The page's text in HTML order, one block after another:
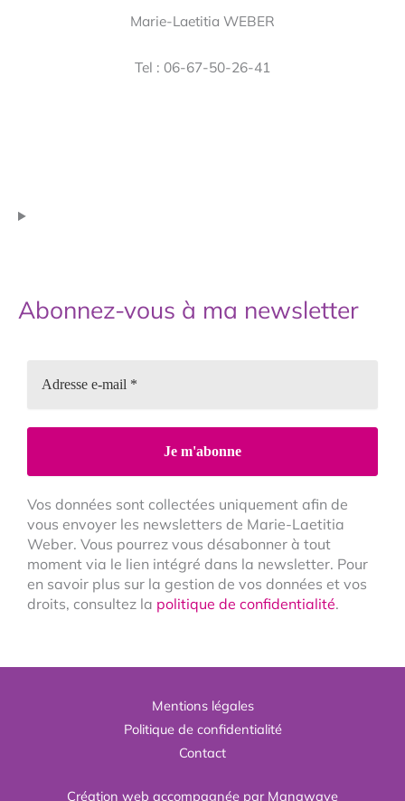
Marie-Laetitia WEBER
Tel : 06-67-50-26-41
Abonnez-vous à ma newsletter
Vos données sont collectées uniquement afin de
vous envoyer les newsletters de Marie-Laetitia
Weber. Vous pourrez vous désabonner à tout
moment via le lien intégré dans la newsletter. Pour
en savoir plus sur la gestion de vos données et vos
droits, consultez la politique de confidentialité.
Mentions légales
Politique de confidentialité
Contact
Création web accompagnée par Manawave